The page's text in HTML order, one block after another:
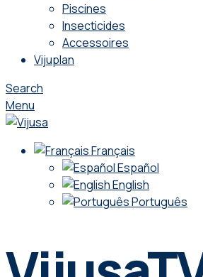
Piscines
Insecticides
Accessoires
Vijuplan
Search
Menu
Français
Español
English
Português